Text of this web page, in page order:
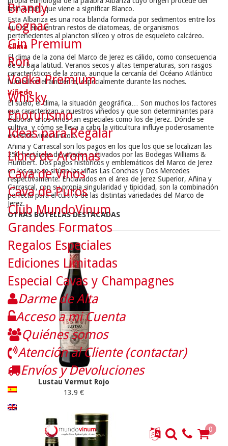
latínAlbus,que viene a significar Blanco.
Esta Albariza es una roca blanda formada por sedimentos entre los
que se encuentran restos de diatomeas, de organismos
pertenecientes al plancton silíceo y otros de esqueleto calcáreo.
Clima
El clima de la zona del Marco de Jerez es cálido, como consecuencia
de su baja latitud. Veranos secos y altas temperaturas, son rasgos
característicos de la zona, aunque la cercanía del Océano Atlántico
humedece el ambiente, especialmente durante las noches.
Viñedo
El suelo, el clima, la situación geográfica… Son muchos los factores
que caracterizan a nuestros viñedos y que son determinantes para
elaborar unos vinos tan especiales como los de Jerez. Dónde se
cultiva y cómo se lleva a cabo la viticultura influye poderosamente
en estos vinos únicos.
Añina y Carrascal son los pagos en los que los que se localizan las
250 hectáreas de viñedos cultivados por las Bodegas Williams &
Humbert. Dos pagos históricos y emblemáticos del Marco de Jerez
en los que se sitúan las viñas Las Conchas y Dos Mercedes
respectivamente. Enclavados en el área de Jerez Superior, Añina y
Carrascal, con su propia singularidad y tipicidad, son la combinación
perfecta para el cultivo de las distintas variedades del Marco de
Jerez.
OTRAS BOTELLAS DESTACADAS
Lustau Vermut Rojo
13.9 €
Brandy
Cognac
Gin Premium
Ron
Vodka Premium
Whisky
Enoturismo
Ideas para Regalar
Libro de Aromas
Cava de Vinos
Cava de Puros
Club MundoVinum
Grandes Formatos
Regalos Especiales
Ediciones Limitadas
Especial Cavas y Champagnes
Darme de Alta
Acceso a mi Cuenta
Quiénes somos
Atención al Cliente (contactar)
Envíos y Devoluciones
0